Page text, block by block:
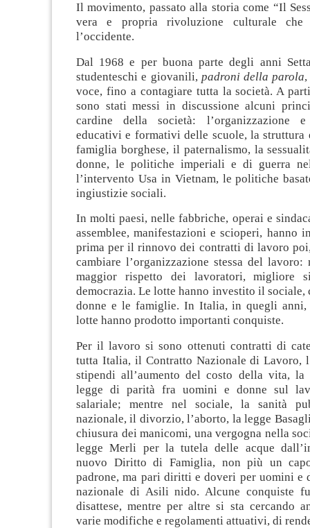
Il movimento, passato alla storia come “Il
vera e propria rivoluzione culturale che
l’occidente.
Dal 1968 e per buona parte degli anni
studenteschi e giovanili, padroni della parola
voce, fino a contagiare tutta la società. A
sono stati messi in discussione alcuni
cardine della società: l’organizzazione
educativi e formativi delle scuole, la
famiglia borghese, il paternalismo, la
donne, le politiche imperiali e di guerra
l’intervento Usa in Vietnam, le politiche
ingiustizie sociali.
In molti paesi, nelle fabbriche, operai e
assemblee, manifestazioni e scioperi, hanno
prima per il rinnovo dei contratti di lavoro
cambiare l’organizzazione stessa del
maggior rispetto dei lavoratori, migliore
democrazia. Le lotte hanno investito il
donne e le famiglie. In Italia, in quegli anni,
lotte hanno prodotto importanti conquiste.
Per il lavoro si sono ottenuti contratti di
tutta Italia, il Contratto Nazionale di Lavoro,
stipendi all’aumento del costo della vita, la
legge di parità fra uomini e donne sul
salariale; mentre nel sociale, la sanità
nazionale, il divorzio, l’aborto, la legge
chiusura dei manicomi, una vergogna nella
legge Merli per la tutela delle acque
nuovo Diritto di Famiglia, non più un
padrone, ma pari diritti e doveri per uomini e
nazionale di Asili nido. Alcune conquiste
disattese, mentre per altre si sta cercando
varie modifiche e regolamenti attuativi, di